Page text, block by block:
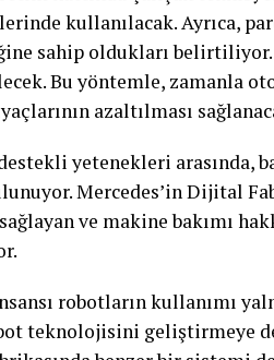
kullanılacak. Ayrıca,
sahip oldukları belirtiliyor.
Bu yöntemle, zamanla
azaltılması
yetenekleri arasında,
Mercedes’in Dijital
ve makine bakımı
robotların kullanımı
teknolojisini geliştirmeye